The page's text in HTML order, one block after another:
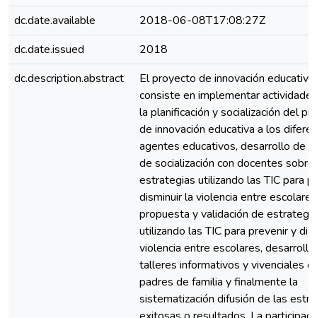
dc.date.available
2018-06-08T17:08:27Z
dc.date.issued
2018
dc.description.abstract
El proyecto de innovación educativa
consiste en implementar
la planificación y socialización del
de innovación educativa a los
agentes educativos, desarrollo de
de socialización con docentes sobre
estrategias utilizando las TIC para
disminuir la violencia entre
propuesta y validación de
utilizando las TIC para prevenir y
violencia entre escolares,
talleres informativos y vivenciales
padres de familia y finalmente la
sistematización difusión de las